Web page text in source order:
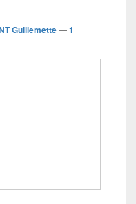
Guillemette—1